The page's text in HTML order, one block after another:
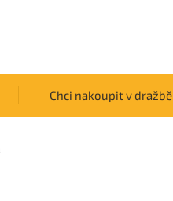
Chci nakoupit v dražbě